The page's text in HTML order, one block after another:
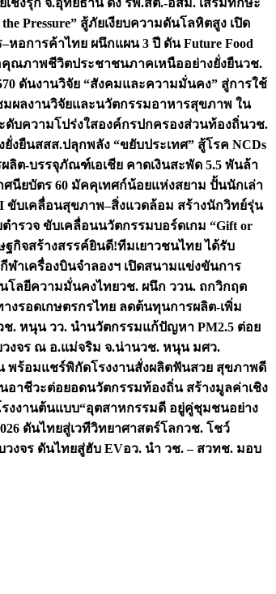
ชิงรุก จ.อุทัยธานี ดึง รพ.สต.-อสม. เสริมทักษะ
Pressure” สู้ภัยเงียบความดันโลหิตสูง เปิด
หอการค้าไทย ผนึกแผน 3 ปี ดัน Future Food
คุณภาพชีวิตประชาชนภาคเหนืออย่างยั่งยืนวช.
ดันงานวิจัย “สังคมและความมั่นคง” สู่การใช้
ผลงานวิจัยและนวัตกรรมอาหารสุขภาพ ใน
ดับความโปร่งใสองค์กรปกครองส่วนท้องถิ่นวช.
ยั่งยืนสสส.ปลุกพลัง “ขยับประเทศ” สู้โรค NCDs
ลิต-บรรจุภัณฑ์เอเชีย คาดเงินสะพัด 5.5 พันล้า
นียบัตร 60 มัคคุเทศก์น้อยแห่งสยาม ปั้นนักเล่า
ขับเคลื่อนสุขภาพ–สิ่งแวดล้อม สร้างนักวิทย์รุ่น
ตำรวจ ขับเคลื่อนนวัตกรรมบอร์ดเกม “Gift or
ฐกิจสร้างสรรค์ยินดี!ทีมเยาวชนไทย ได้รับ
าเครื่องบินจำลองฯ เปิดสนามแข่งขันการ
โลยีความมั่นคงไทยวช. ผนึก ววน. ถกวิกฤต
งรอดเกษตรกรไทย ลดต้นทุนการผลิต-เพิ่ม
ช. หนุน วว. นำนวัตกรรมแก้ปัญหา PM2.5 ต่อย
งจร ณ อ.แม่จริม จ.น่านวช. หนุน มศว.
พร้อมแชร์พิกัดโรงงานสั่งผลิตฟันสวย สุขภาพดี
อาชีวะต่อยอดนวัตกรรมท้องถิ่น สร้างมูลค่าเชิง
งงานต้นแบบ“อุตสาหกรรมดี อยู่คู่ชุมชนอย่าง
ดันไทยสู่เวทีวิทยาศาสตร์โลกวช. โชว์
วงจร ดันไทยสู่ฮับ EVอว. นำ วช. – สวทช. มอบ